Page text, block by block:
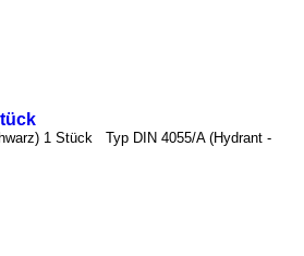
1 Stück Typ DIN 4055/A (Hydrant -